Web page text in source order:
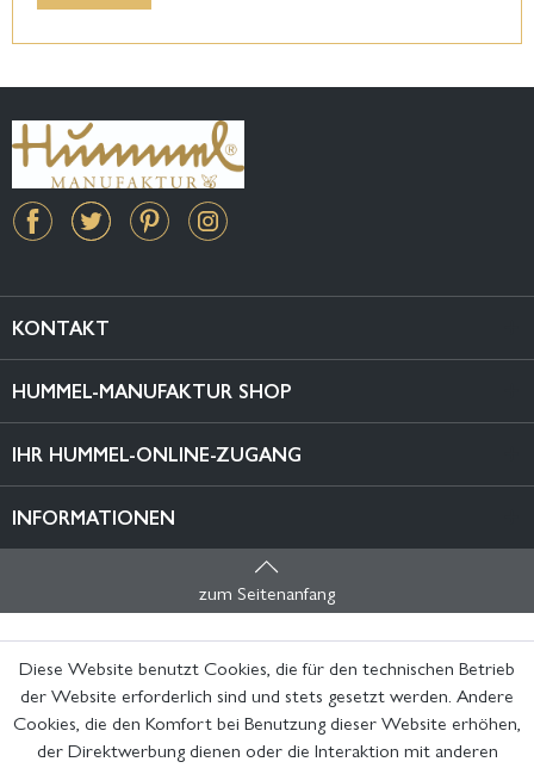
KONTAKT
HUMMEL-MANUFAKTUR SHOP
IHR HUMMEL-ONLINE-ZUGANG
INFORMATIONEN
zum Seitenanfang
Diese Website benutzt Cookies, die für den technischen Betrieb
der Website erforderlich sind und stets gesetzt werden. Andere
Cookies, die den Komfort bei Benutzung dieser Website erhöhen,
der Direktwerbung dienen oder die Interaktion mit anderen